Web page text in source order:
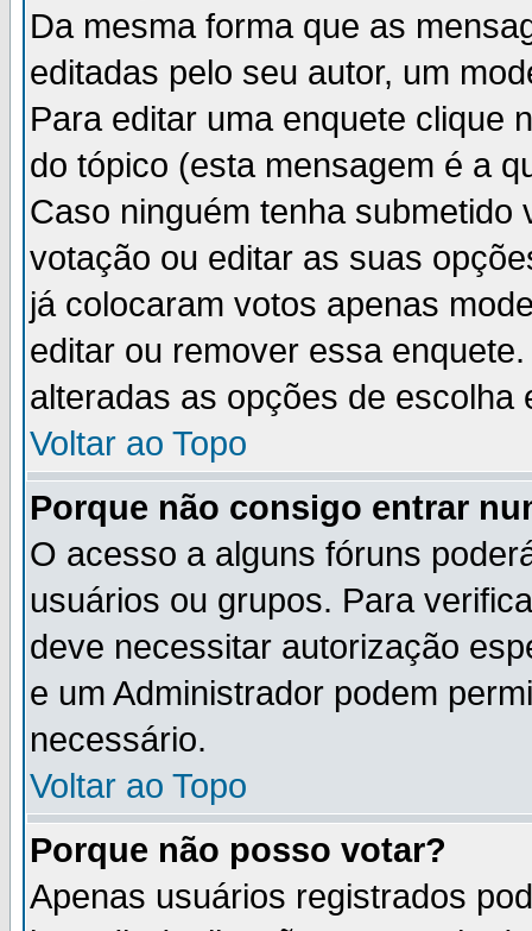
Da mesma forma que as
editadas pelo seu autor, um
Para editar uma enquete clique
do tópico (esta mensagem é a
Caso ninguém tenha
votação ou editar as suas
já colocaram votos apenas
editar ou remover essa
alteradas as opções de escolha
Voltar ao Topo
Porque não consigo entrar
O acesso a alguns fóruns
usuários ou grupos. Para
deve necessitar autorização
e um Administrador podem
necessário.
Voltar ao Topo
Porque não posso votar?
Apenas usuários registrados